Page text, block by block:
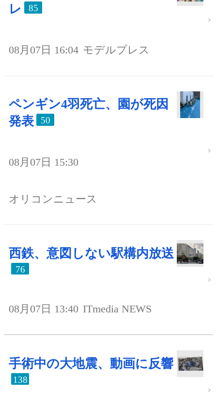
レ
85
08月07日 16:04 モデルプレス
ペンギン4羽死亡、園が死因
発表
50
08月07日 15:30
オリコンニュース
西鉄、意図しない駅構内放送
76
08月07日 13:40 ITmedia NEWS
手術中の大地震、動画に反響
138